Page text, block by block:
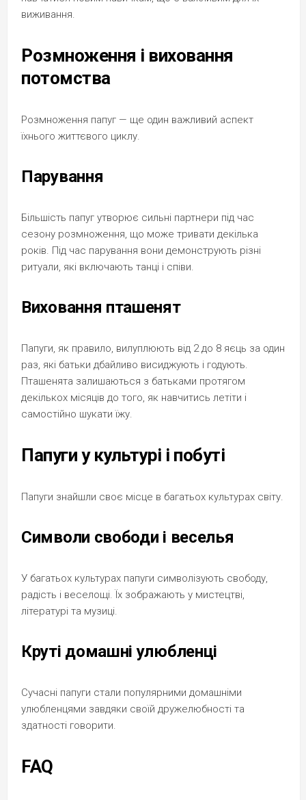
виживання.
Розмноження і виховання
потомства
Розмноження папуг — ще один важливий аспект
їхнього життєвого циклу.
Парування
Більшість папуг утворює сильні партнери під час
сезону розмноження, що може тривати декілька
років. Під час парування вони демонструють різні
ритуали, які включають танці і співи.
Виховання пташенят
Папуги, як правило, вилуплюють від 2 до 8 яєць за один
раз, які батьки дбайливо висиджують і годують.
Пташенята залишаються з батьками протягом
декількох місяців до того, як навчитись летіти і
самостійно шукати їжу.
Папуги у культурі і побуті
Папуги знайшли своє місце в багатьох культурах світу.
Символи свободи і веселья
У багатьох культурах папуги символізують свободу,
радість і веселощі. Їх зображають у мистецтві,
літературі та музиці.
Круті домашні улюбленці
Сучасні папуги стали популярними домашніми
улюбленцями завдяки своїй дружелюбності та
здатності говорити.
FAQ